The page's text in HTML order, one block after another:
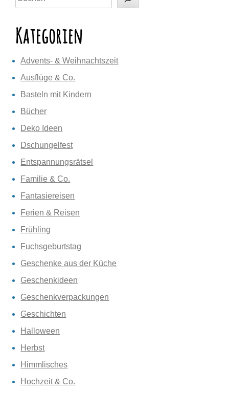
Kategorien
Advents- & Weihnachtszeit
Ausflüge & Co.
Basteln mit Kindern
Bücher
Deko Ideen
Dschungelfest
Entspannungsrätsel
Familie & Co.
Fantasiereisen
Ferien & Reisen
Frühling
Fuchsgeburtstag
Geschenke aus der Küche
Geschenkideen
Geschenkverpackungen
Geschichten
Halloween
Herbst
Himmlisches
Hochzeit & Co.